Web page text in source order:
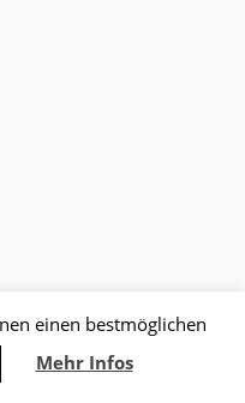
einen bestmöglichen
Mehr Infos